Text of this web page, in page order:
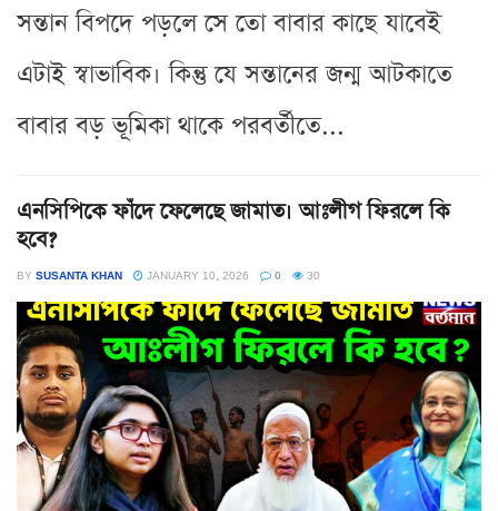
সন্তান বিপদে পড়লে সে তো বাবার কাছে যাবেই
এটাই স্বাভাবিক। কিন্তু যে সন্তানের জন্ম আটকাতে
বাবার বড় ভূমিকা থাকে পরবর্তীতে...
এনসিপিকে ফাঁদে ফেলেছে জামাত। আঃলীগ ফিরলে কি
হবে?
BY SUSANTA KHAN JANUARY 10, 2026 0 30